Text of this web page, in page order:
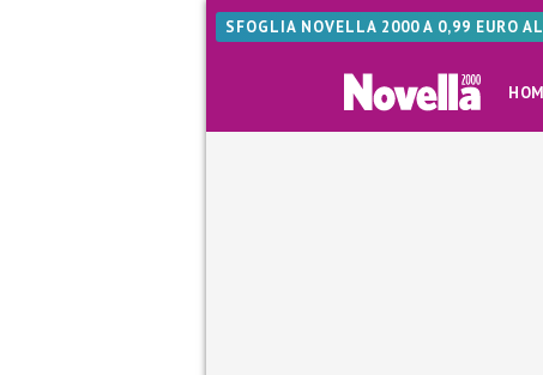
SFOGLIA NOVELLA 2000 A 0,99 EURO